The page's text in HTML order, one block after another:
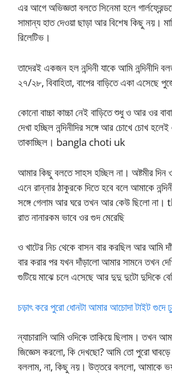
এর আগে অভিজ্ঞতা বলতে সিনেমা হলে
সামান্য হাত দেওয়া ছাড়া আর বিশেষ কিছু নয়।
রিলেটিভ।
তাদেরই একজন হল নন্দিনী যাকে আমি নন্দিনীদি
২৭/২৮, বিবাহিতা, বাপের বাড়িতে একা এসেছে
কোনো বাচ্চা কাচ্চা নেই বাড়িতে শুধু ও আর ওর
দেখা হচ্ছিল নন্দিনীদির সঙ্গে আর চোখে চোখ
তাকাচ্ছিল। bangla choti uk
আমার কিছু বলতে সাহস হচ্ছিল না। অষ্টমীর দিন
এনে রান্নার ঠাকুরকে দিতে হবে বলে আমাকে
সঙ্গে গেলাম আর ঘরে তখন আর কেউ ছিলো
রাত নানারকম ভাবে ওর গুদ মেরেছি
ও খাটের নিচ থেকে বাসন বার করছিল আর আমি
বার করার পর যখন দাঁড়ালো আমার সামনে তখন
গুটিয়ে মাঝে চলে এসেছে আর দুদু দুটো দুদিকে
চড়াৎ করে পুরো ধোনটা আমার আচোদা টাইট গুদে
ন্যাচারালি আমি ওদিকে তাকিয়ে ছিলাম। তখন
জিজ্ঞেস করলো, কি দেখছো? আমি তো পুরো
বললাম, না, কিছু নয়। উত্তরে বললো, আমাকে